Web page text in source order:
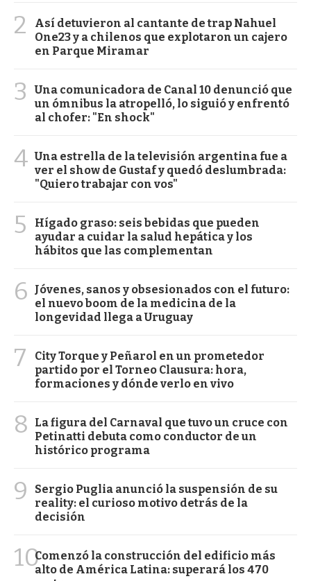
2
Así detuvieron al cantante de trap Nahuel
One23 y a chilenos que explotaron un cajero
en Parque Miramar
3
Una comunicadora de Canal 10 denunció que
un ómnibus la atropelló, lo siguió y enfrentó
al chofer: "En shock"
4 Una estrella de la televisión argentina fue a
ver el show de Gustaf y quedó deslumbrada:
"Quiero trabajar con vos"
5
Hígado graso: seis bebidas que pueden
ayudar a cuidar la salud hepática y los
hábitos que las complementan
6
Jóvenes, sanos y obsesionados con el futuro:
el nuevo boom de la medicina de la
longevidad llega a Uruguay
7
City Torque y Peñarol en un prometedor
partido por el Torneo Clausura: hora,
formaciones y dónde verlo en vivo
8
La figura del Carnaval que tuvo un cruce con
Petinatti debuta como conductor de un
histórico programa
9
Sergio Puglia anunció la suspensión de su
reality: el curioso motivo detrás de la
decisión
10Comenzó la construcción del edificio más
alto de América Latina: superará los 470